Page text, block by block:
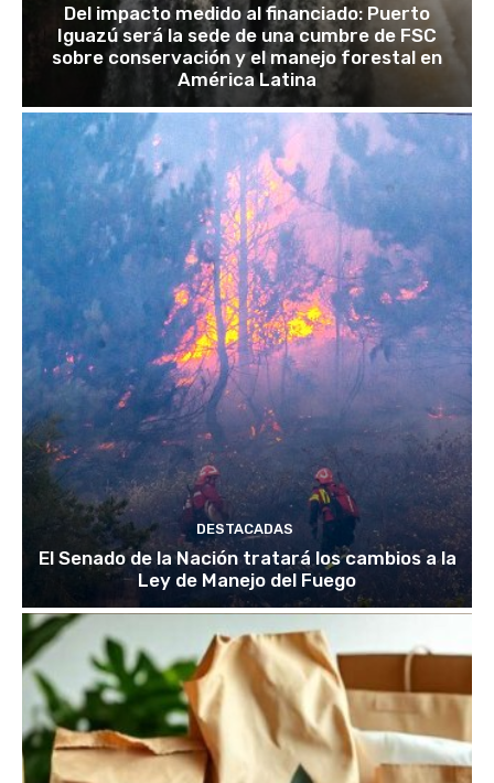
Del impacto medido al financiado: Puerto
Iguazú será la sede de una cumbre de FSC
sobre conservación y el manejo forestal en
América Latina
DESTACADAS
El Senado de la Nación tratará los cambios a la
Ley de Manejo del Fuego